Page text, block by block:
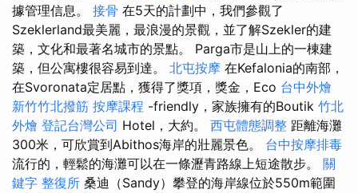
據管理信息。 接骨 在5天的計劃中，我們參觀了
Szeklerland最美麗，最浪漫的景觀，並了解Szekler的建
築，文化和最著名城市的景點。 Parga市是山上的一棟建
築，但公寓樓很容易到達。 北屯按摩 在Kefalonia的南部，
在Svoronata定居點，獲得了獎項，獎金，Eco 台中外燴
新竹竹北撥筋 按摩課程 -friendly，家族擁有的Boutik 竹北
外燴 登記台灣公司 Hotel，大約。 西屯體態調整 距離海灘
300米，可欣賞到Abithos海岸的壯麗景色。 台中按摩排毒
流行的，輕鬆的海灘可以在一條瀝青路線上短途散步。 關
鍵字 整復所 桑迪（Sandy）攀登的海岸線位於550m範圍